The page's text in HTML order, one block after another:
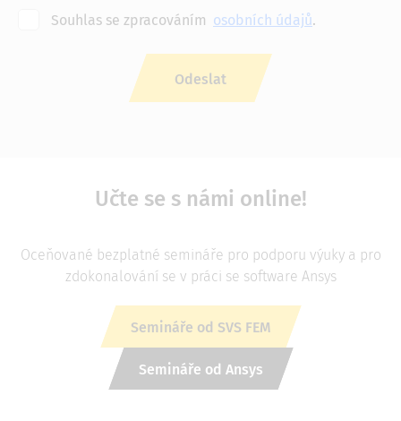
Souhlas se zpracováním osobních údajů.
Učte se s námi online!
Oceňované bezplatné semináře pro podporu výuky a pro
zdokonalování se v práci se software Ansys
Semináře od SVS FEM
Semináře od Ansys